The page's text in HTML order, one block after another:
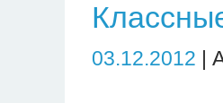
03.12.2012 |